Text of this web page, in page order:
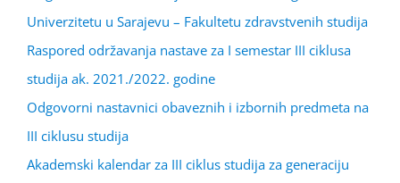
Univerzitetu u Sarajevu – Fakultetu zdravstvenih studija
Raspored održavanja nastave za I semestar III ciklusa
studija ak. 2021./2022. godine
Odgovorni nastavnici obaveznih i izbornih predmeta na
III ciklusu studija
Akademski kalendar za III ciklus studija za generaciju